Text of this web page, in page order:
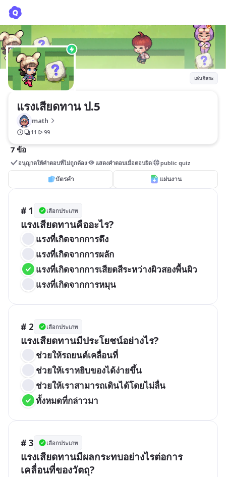
เล่นอิสระ
แรงเสียดทาน ป.5
math
11 99
7 ข้อ
อนุญาตให้คำตอบที่ไม่ถูกต้อง แสดงคำตอบเมื่อตอบผิด public quiz
บัตรคำ แผ่นงาน
# 1 เลือกประเภท
แรงเสียดทานคืออะไร?
แรงที่เกิดจากการดึง
แรงที่เกิดจากการผลัก
แรงที่เกิดจากการเสียดสีระหว่างผิวสองพื้นผิว
แรงที่เกิดจากการหมุน
# 2 เลือกประเภท
แรงเสียดทานมีประโยชน์อย่างไร?
ช่วยให้รถยนต์เคลื่อนที่
ช่วยให้เราหยิบของได้ง่ายขึ้น
ช่วยให้เราสามารถเดินได้โดยไม่ลื่น
ทั้งหมดที่กล่าวมา
# 3 เลือกประเภท
แรงเสียดทานมีผลกระทบอย่างไรต่อการ
เคลื่อนที่ของวัตถุ?